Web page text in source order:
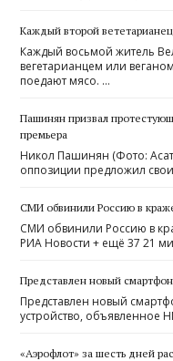
Каждый второй
Каждый восьмой житель
вегетарианцем или
поедают мясо. …
Пашинян призвал
премьера
Никол Пашинян (Фото:
оппозиции предложил
СМИ обвинили Россию в
СМИ обвинили Россию в
РИА Новости + ещё 37 21
Представлен новый
Представлен новый
устройство, объявленное
«Аэрофлот» за шесть дней